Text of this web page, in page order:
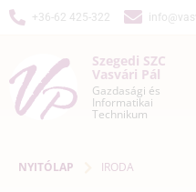
+36-62 425-322
Szegedi SZC
Vasvári Pál
Gazdasági és
Informatikai
Technikum
NYITÓLAP IRODA